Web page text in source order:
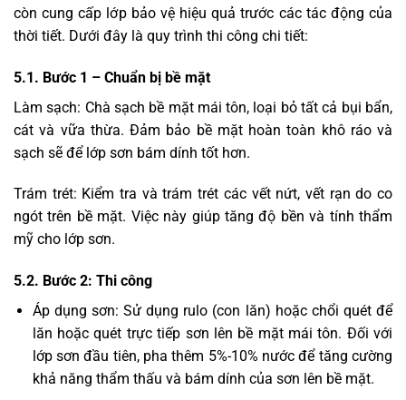
còn cung cấp lớp bảo vệ hiệu quả trước các tác động của
thời tiết. Dưới đây là quy trình thi công chi tiết:
5.1. Bước 1 – Chuẩn bị bề mặt
Làm sạch: Chà sạch bề mặt mái tôn, loại bỏ tất cả bụi bẩn,
cát và vữa thừa. Đảm bảo bề mặt hoàn toàn khô ráo và
sạch sẽ để lớp sơn bám dính tốt hơn.
Trám trét: Kiểm tra và trám trét các vết nứt, vết rạn do co
ngót trên bề mặt. Việc này giúp tăng độ bền và tính thẩm
mỹ cho lớp sơn.
5.2. Bước 2: Thi công
Áp dụng sơn: Sử dụng rulo (con lăn) hoặc chổi quét để
lăn hoặc quét trực tiếp sơn lên bề mặt mái tôn. Đối với
lớp sơn đầu tiên, pha thêm 5%-10% nước để tăng cường
khả năng thẩm thấu và bám dính của sơn lên bề mặt.